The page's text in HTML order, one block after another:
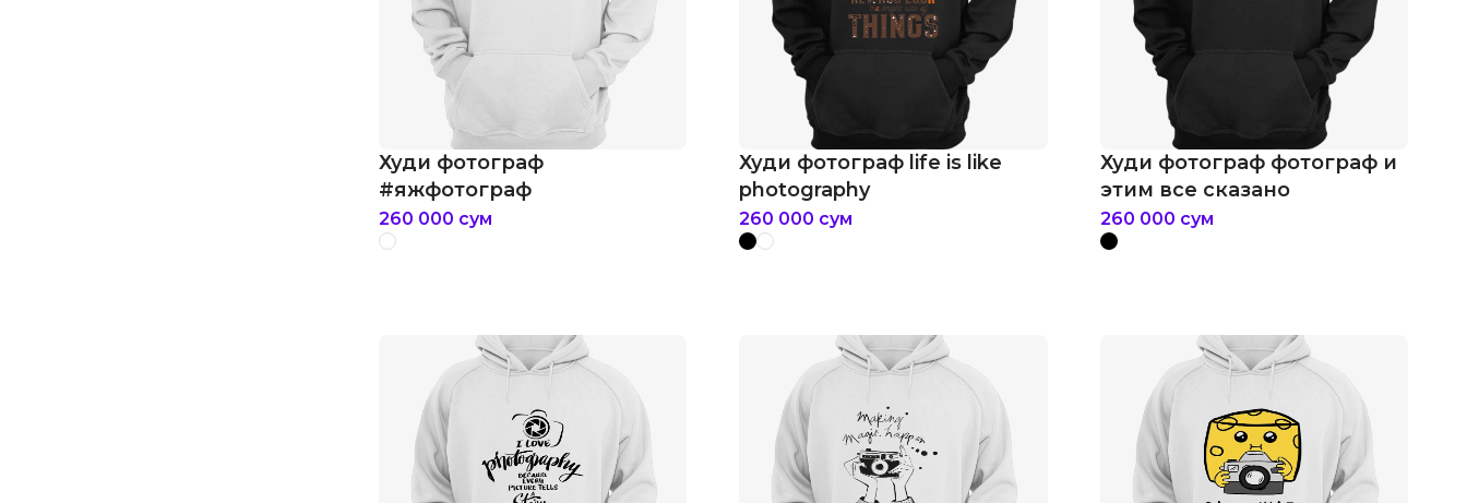
Худи фотограф
#яжфотограф
260 000 сум
Худи фотограф life is like
photography
260 000 сум
Худи фотограф фотограф и
этим все сказано
260 000 сум